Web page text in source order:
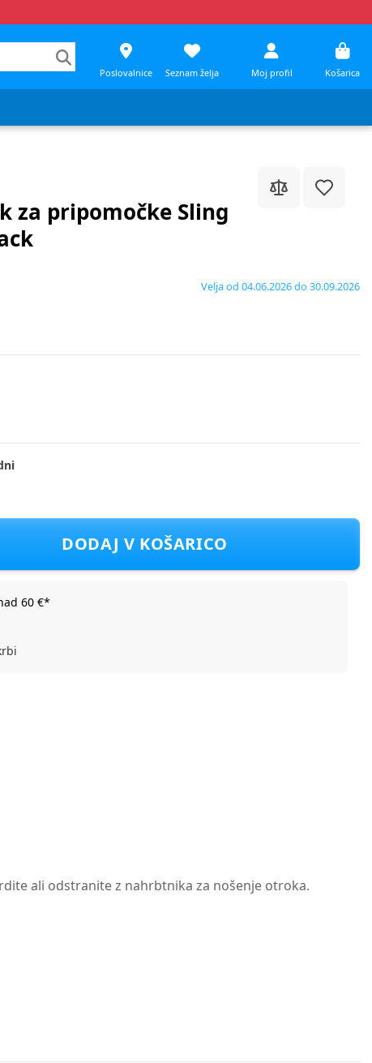
Poslovalnice Seznam želja Moj profil Košarica
za pripomočke Sling
Velja od 04.06.2026 do 30.09.2026
Sling pack Sapling black
DODAJ V KOŠARICO
60 €*
ali odstranite z nahrbtnika za nošenje otroka.